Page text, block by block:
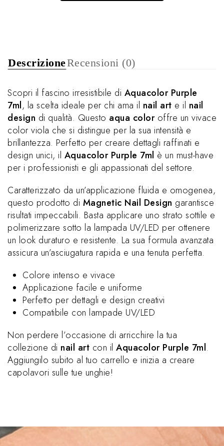
DescrizioneRecensioni (0)
Scopri il fascino irresistibile di Aquacolor Purple
7ml, la scelta ideale per chi ama il nail art e il nail
design di qualità. Questo aqua coloroffre un vivace
color viola che si distingue per la sua intensità e
brillantezza. Perfetto per creare dettagli raffinati e
design unici, il Aquacolor Purple 7ml è un must-have
per i professionisti e gli appassionati del settore.
Caratterizzato da un’applicazione fluida e omogenea,
questo prodotto di Magnetic Nail Design garantisce
risultati impeccabili. Basta applicare uno strato sottile e
polimerizzare sotto la lampada UV/LED per ottenere
un look duraturo e resistente. La sua formula avanzata
assicura un’asciugatura rapida e una tenuta perfetta.
Colore intenso e vivace
Applicazione facile e uniforme
Perfetto per dettagli e design creativi
Compatibile con lampade UV/LED
Non perdere l’occasione di arricchire la tua
collezione di nail art con il Aquacolor Purple 7ml.
Aggiungilo subito al tuo carrello e inizia a creare
capolavori sulle tue unghie!